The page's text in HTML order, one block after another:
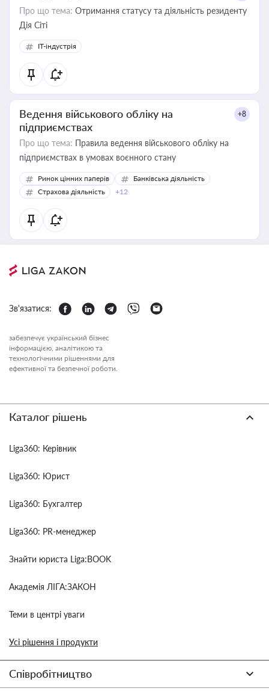
Про що тема: Отримання статусу та діяльність резиденту
Дія Сіті
IT-індустрія
Ведення військового обліку на
підприємствах
+8
Про що тема: Правила ведення військового обліку на
підприємствах в умовах воєнного стану
Ринок цінних паперів
Банківська діяльність
Страхова діяльність
+12
Зв'язатися:
забезпечує український бізнес
інформацією, аналітикою та
технологічними рішеннями для
ефективної та безпечної роботи.
Каталог рішень
Liga360: Керівник
Liga360: Юрист
Liga360: Бухгалтер
Liga360: PR-менеджер
Знайти юриста Liga:BOOK
Академія ЛІГА:ЗАКОН
Теми в центрі уваги
Усі рішення і продукти
Співробітництво